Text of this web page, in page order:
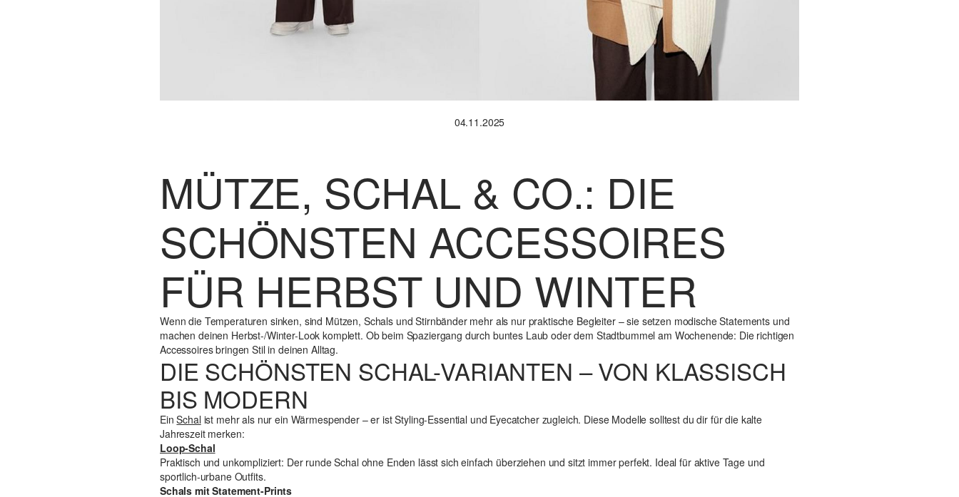
04.11.2025
MÜTZE, SCHAL & CO.: DIE
SCHÖNSTEN ACCESSOIRES
FÜR HERBST UND WINTER
Wenn die Temperaturen sinken, sind Mützen, Schals und Stirnbänder mehr als nur praktische Begleiter – sie setzen modische Statements und
machen deinen Herbst-/Winter-Look komplett. Ob beim Spaziergang durch buntes Laub oder dem Stadtbummel am Wochenende: Die richtigen
Accessoires bringen Stil in deinen Alltag.
DIE SCHÖNSTEN SCHAL-VARIANTEN – VON KLASSISCH
BIS MODERN
EinSchal ist mehr als nur ein Wärmespender – er ist Styling-Essential und Eyecatcher zugleich. Diese Modelle solltest du dir für die kalte
Jahreszeit merken:
Loop-Schal
Praktisch und unkompliziert: Der runde Schal ohne Enden lässt sich einfach überziehen und sitzt immer perfekt. Ideal für aktive Tage und
sportlich-urbane Outfits.
Schals mit Statement-Prints